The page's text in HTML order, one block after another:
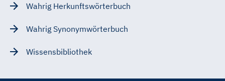
Wahrig Herkunftswörterbuch
Wahrig Synonymwörterbuch
Wissensbibliothek